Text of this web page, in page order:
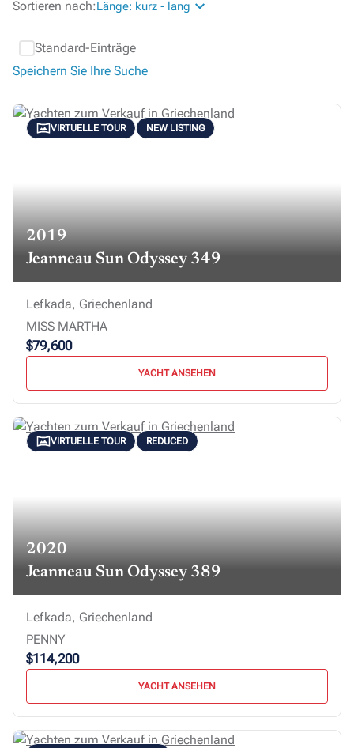
Sortieren nach:Länge: kurz - lang
Standard-Einträge
Speichern Sie Ihre Suche
2019
Jeanneau Sun Odyssey 349
VIRTUELLE TOUR NEW LISTING
Lefkada, Griechenland
MISS MARTHA
$79,600
YACHT ANSEHEN
2020
Jeanneau Sun Odyssey 389
VIRTUELLE TOUR REDUCED
Lefkada, Griechenland
PENNY
$114,200
YACHT ANSEHEN